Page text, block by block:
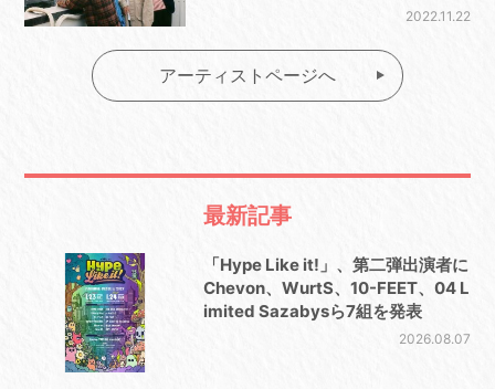
2022.11.22
アーティストページへ
最新記事
「Hype Like it!」、第二弾出演者に
Chevon、WurtS、10-FEET、04 L
imited Sazabysら7組を発表
2026.08.07